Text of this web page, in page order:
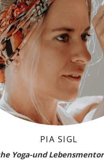
PIA SIGL
Yoga-und